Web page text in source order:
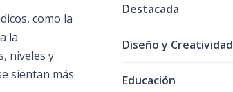
como la
la
niveles y
sientan más
Destacada
Diseño y Creatividad
Educación